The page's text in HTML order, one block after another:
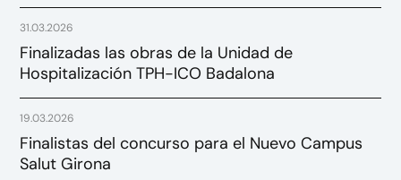
Finalizadas las obras de la Unidad de
Hospitalización TPH-ICO Badalona
31.03.2026
Finalistas del concurso para el Nuevo Campus
Salut Girona
19.03.2026